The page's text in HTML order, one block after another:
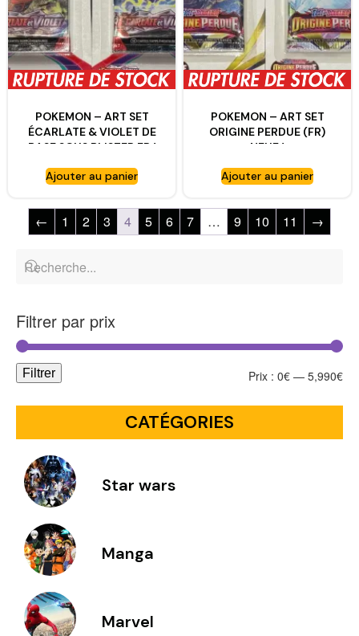
POKEMON – ART SET
ÉCARLATE & VIOLET DE
BASE SOUS BLISTER FR !
Ajouter au panier
POKEMON – ART SET
ORIGINE PERDUE (FR)
NEUF !
Ajouter au panier
← 1 2 3 4 5 6 7 … 9 10 11 →
Filtrer par prix
Filtrer Prix : 0€ — 5,990€
CATÉGORIES
Star wars
Manga
Marvel